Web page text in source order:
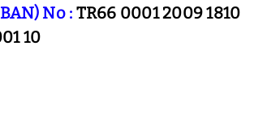
No : TR66 0001 2009 1810
10